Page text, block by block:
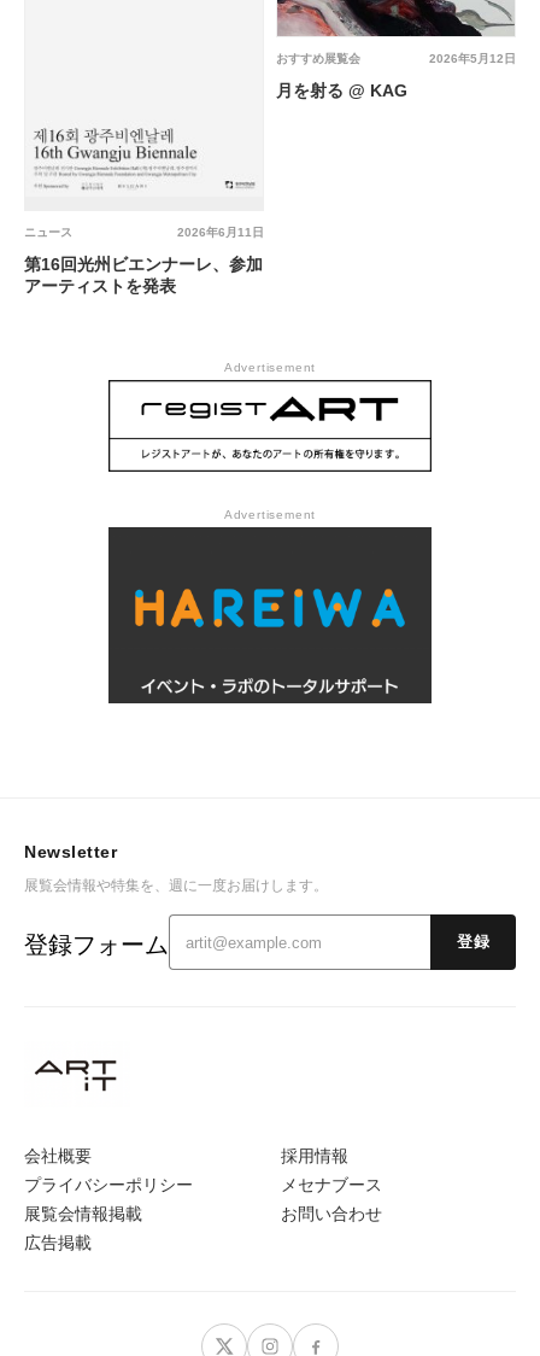
2026年6月11日
ニュース
第16回光州ビエンナーレ、参加
アーティストを発表
2026年5月12日
おすすめ展覧会
月を射る @ KAG
Advertisement
Advertisement
会社概要
プライバシーポリシー
展覧会情報掲載
広告掲載
採用情報
メセナブース
お問い合わせ
Newsletter
展覧会情報や特集を、週に一度お届けします。
登録フォーム 登録